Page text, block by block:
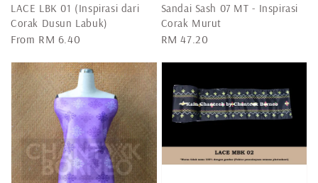
LACE LBK 01 (Inspirasi dari
Corak Dusun Labuk)
Regular
From RM 6.40
Sandai Sash 07 MT - Inspirasi
Corak Murut
Regular
RM 47.20